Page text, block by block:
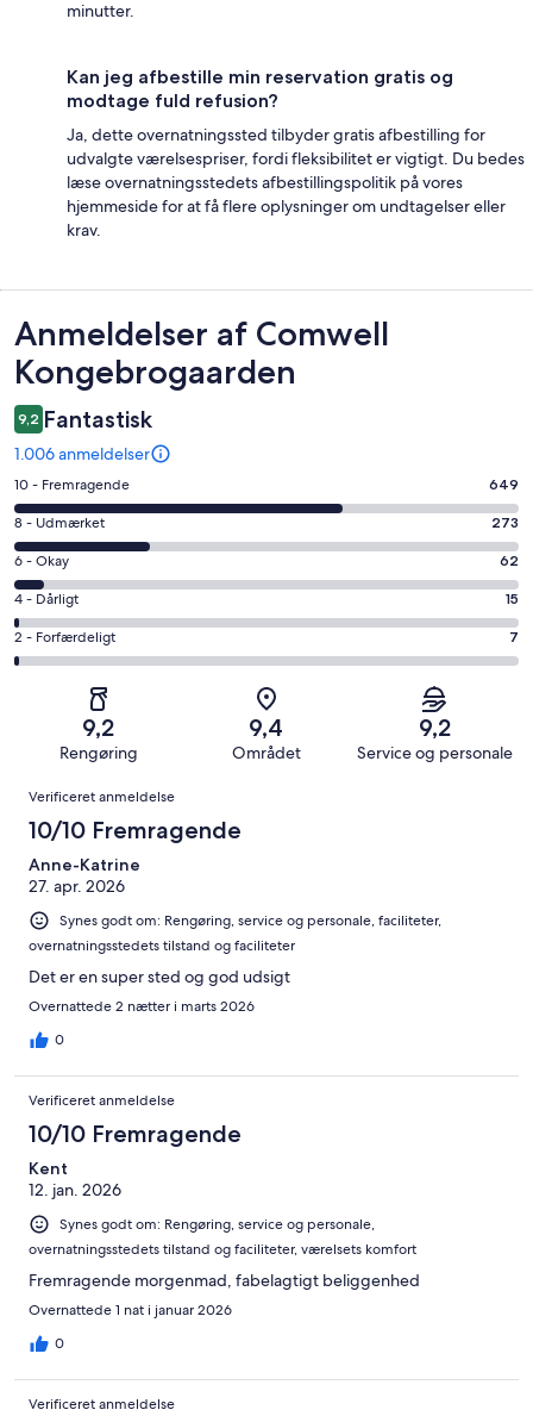
minutter.
Kan jeg afbestille min reservation gratis og
modtage fuld refusion?
Ja, dette overnatningssted tilbyder gratis afbestilling for
udvalgte værelsespriser, fordi fleksibilitet er vigtigt. Du bedes
læse overnatningsstedets afbestillingspolitik på vores
hjemmeside for at få flere oplysninger om undtagelser eller
krav.
Anmeldelser
Anmeldelser af Comwell
Kongebrogaarden
9,2 Fantastisk
1.006 anmeldelser
Bedømmelse
på
10
−
Fremragende.
649
af
i
anmeldelser
10 - Fremragende 649
Bedømmelse
på
8
−
Udmærket.
273
8 - Udmærket 273
Bedømmelse
på
6
−
Okay.
1006
6 - Okay 62
Bedømmelse
på
4
alt
1006
4 - Dårligt 15
Bedømmelse
på
Forfærdeligt.
af
alt
1006
anmeldelser
2 - Forfærdeligt 7
9,2
Rengøring
9,4
Området
9,2
Service og personale
Anmeldelser
Verificeret anmeldelse
10/10 Fremragende
Anne-Katrine
27. apr. 2026
Synes godt om: Rengøring, service og personale, faciliteter,
overnatningsstedets tilstand og faciliteter
Det er en super sted og god udsigt
Overnattede 2 nætter i marts 2026
0
Verificeret anmeldelse
10/10 Fremragende
Kent
12. jan. 2026
Synes godt om: Rengøring, service og personale,
overnatningsstedets tilstand og faciliteter, værelsets komfort
Fremragende morgenmad, fabelagtigt beliggenhed
Overnattede 1 nat i januar 2026
0
Verificeret anmeldelse